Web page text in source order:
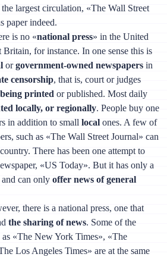
largest circulation, «The Wall Street
paper indeed.
is no «national press» in the United
Britain, for instance. In one sense this is
orgovernment-owned newspapers in
censorship, that is, court or judges
being printed or published. Most daily
locally, or regionally. People buy one
in addition to smalllocal ones. A few of
such as «The Wall Street Journal» can
There has been one attempt to
«US Today». But it has only a
can onlyoffer news of general
there is a national press, one that
the sharing of news. Some of the
as «The New York Times», «The
Los Angeles Times» are at the same